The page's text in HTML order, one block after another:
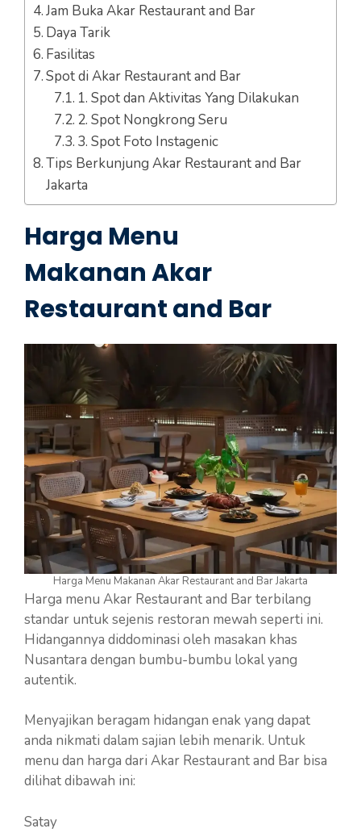
Jam Buka Akar Restaurant and Bar
Daya Tarik
Fasilitas
Spot di Akar Restaurant and Bar
1. Spot dan Aktivitas Yang Dilakukan
2. Spot Nongkrong Seru
3. Spot Foto Instagenic
Tips Berkunjung Akar Restaurant and Bar
Jakarta
Harga Menu
Makanan Akar
Restaurant and Bar
Harga Menu Makanan Akar Restaurant and Bar Jakarta
Harga menu Akar Restaurant and Bar terbilang
standar untuk sejenis restoran mewah seperti ini.
Hidangannya diddominasi oleh masakan khas
Nusantara dengan bumbu-bumbu lokal yang
autentik.
Menyajikan beragam hidangan enak yang dapat
anda nikmati dalam sajian lebih menarik. Untuk
menu dan harga dari Akar Restaurant and Bar bisa
dilihat dibawah ini:
Satay